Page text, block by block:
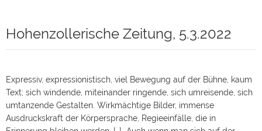
Hohenzollerische Zeitung, 5.3.2022
Expressiv, expressionistisch, viel Bewegung auf der Bühne, kaum
Text; sich windende, miteinander ringende, sich umreisende, sich
umtanzende Gestalten. Wirkmächtige Bilder, immense
Ausdruckskraft der Körpersprache, Regieeinfälle, die in